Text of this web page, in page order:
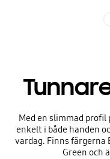
Med en slimmad profil
enkelt i både handen
vardag. Finns färgerna
Green och